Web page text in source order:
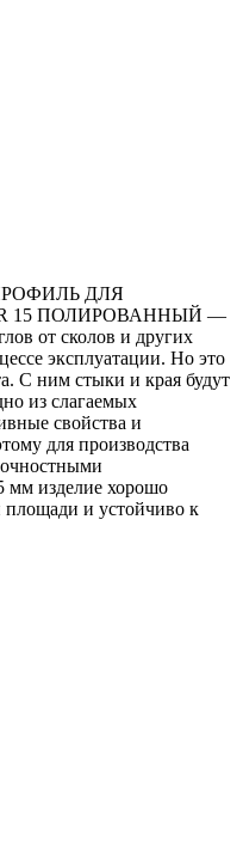
ДЛЯ
15 ПОЛИРОВАННЫЙ —
от сколов и других
эксплуатации. Но это
С ним стыки и края будут
из слагаемых
свойства и
для производства
мм изделие хорошо
площади и устойчиво к